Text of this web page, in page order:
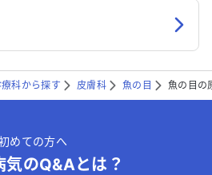
科から探す 皮膚科 魚の目 魚の目の
めての方へ
気のQ&Aとは？